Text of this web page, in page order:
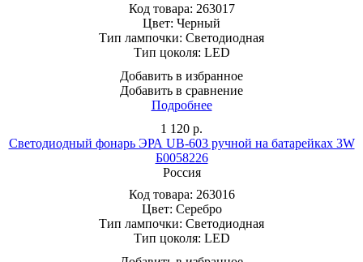
Код товара: 263017
Цвет: Черный
Тип лампочки: Светодиодная
Тип цоколя: LED
Добавить в избранное
Добавить в сравнение
Подробнее
1 120 р.
Светодиодный фонарь ЭРА UB-603 ручной на батарейках 3W
Б0058226
Россия
Код товара: 263016
Цвет: Серебро
Тип лампочки: Светодиодная
Тип цоколя: LED